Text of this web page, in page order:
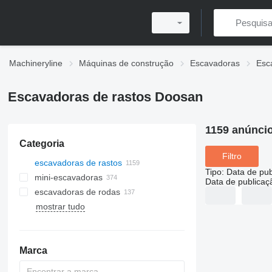
Machineryline Máquinas de construção Escavadoras
Escavadoras de rastos Doosan
Categoria
escavadoras de rastos
mini-escavadoras
escavadoras de rodas
mostrar tudo
Marca
1159
Filtro
Tipo: Data de
Data de